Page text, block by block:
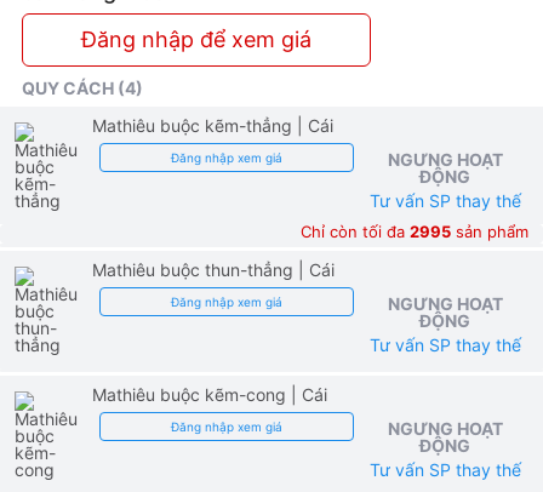
Đăng nhập để xem giá
QUY CÁCH (4)
Mathiêu buộc kẽm-thẳng
| Cái
Đăng nhập xem giá
NGƯNG HOẠT
ĐỘNG
Tư vấn SP thay thế
Chỉ còn tối đa 2995 sản phẩm
Mathiêu buộc thun-thẳng | Cái
Đăng nhập xem giá
NGƯNG HOẠT
ĐỘNG
Tư vấn SP thay thế
Mathiêu buộc kẽm-cong | Cái
Đăng nhập xem giá
NGƯNG HOẠT
ĐỘNG
Tư vấn SP thay thế